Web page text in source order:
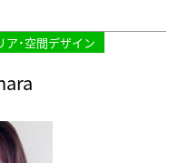
ア・空間デザイン